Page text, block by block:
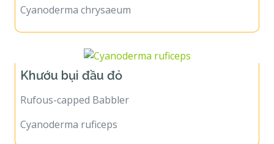
Cyanoderma chrysaeum
Khướu bụi đầu đỏ
Rufous-capped Babbler
Cyanoderma ruficeps